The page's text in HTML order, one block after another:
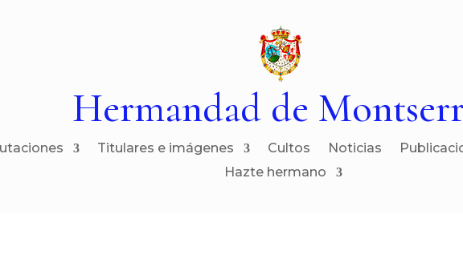
Hermandad de
Titulares e imágenes Cultos Noticias
Hazte hermano